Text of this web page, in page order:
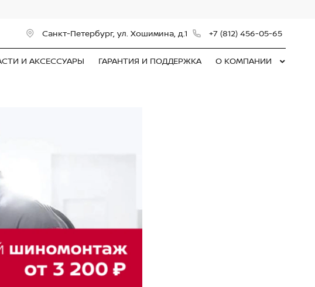
Санкт-Петербург, ул. Хошимина, д.1 +7 (812) 456-05-65
И АКСЕССУАРЫ ГАРАНТИЯ И ПОДДЕРЖКА О КОМПАНИИ